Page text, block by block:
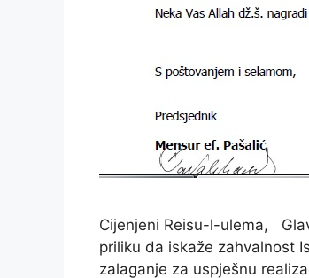
Cijenjeni Reisu-l-ulema,
priliku da iskaže zahvalnost
zalaganje za uspješnu